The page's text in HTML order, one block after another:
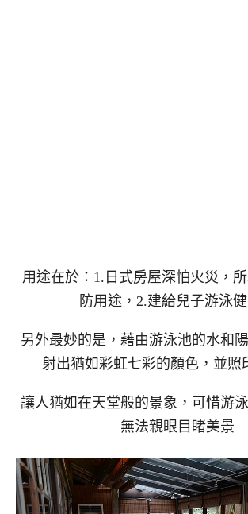
用途在於：1.日式房屋深怕火災，
防用途，2.建給兒子游泳
另外最妙的是，藉由游泳池的水和
射出猶如彩虹七彩的顏色，並照
讓人猶如在天堂般的景象，可惜游
無法親眼目睹美景